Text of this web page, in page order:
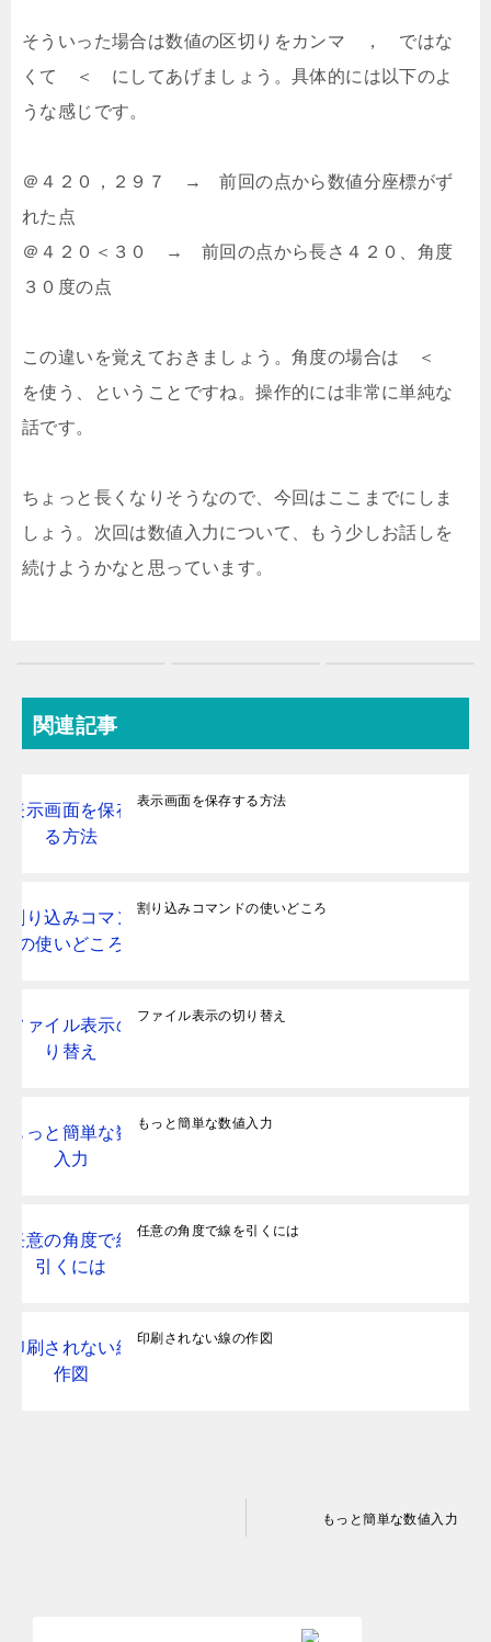
そういった場合は数値の区切りをカンマ ， ではな
くて ＜ にしてあげましょう。具体的には以下のよ
うな感じです。
＠４２０，２９７ → 前回の点から数値分座標がず
れた点
＠４２０＜３０ → 前回の点から長さ４２０、角度
３０度の点
この違いを覚えておきましょう。角度の場合は ＜
を使う、ということですね。操作的には非常に単純な
話です。
ちょっと長くなりそうなので、今回はここまでにしま
しょう。次回は数値入力について、もう少しお話しを
続けようかなと思っています。
関連記事
表示画面を保存する方法
割り込みコマンドの使いどころ
ファイル表示の切り替え
もっと簡単な数値入力
任意の角度で線を引くには
印刷されない線の作図
もっと簡単な数値入力